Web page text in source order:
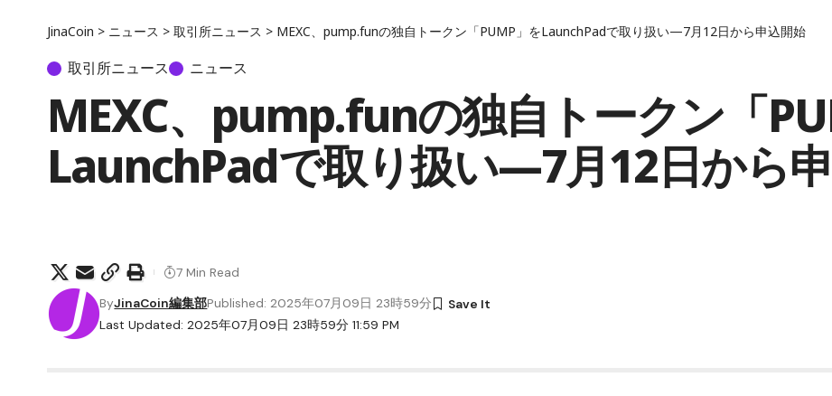
JinaCoin > ニュース > 取引所ニュース > MEXC、pump.funの独自トークン「PUMP」をLaunchPadで取り扱い—7月12日から申込開始
取引所ニュース ニュース
MEXC、pump.funの独自トークン「
LaunchPadで取り扱い—7月12日から
Last Updated: 2025年07月09日 23時59分 11:59 PM
ByJinaCoin編集部Published: 2025年07月09日 23時59分
7 Min Read